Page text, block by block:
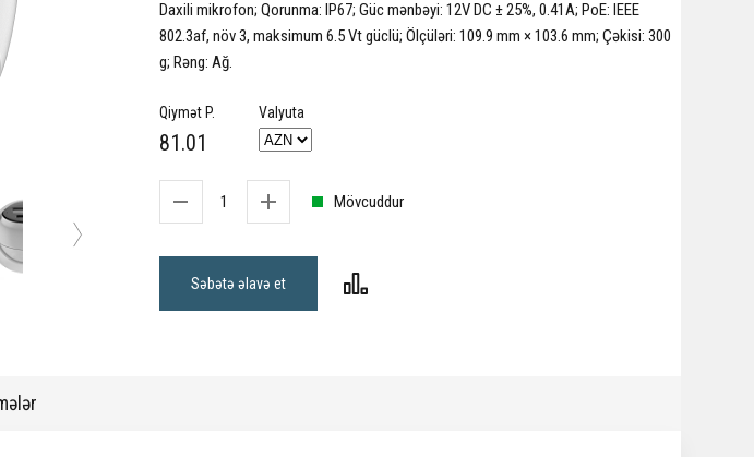
Qiymət P.
81.01
Valyuta
Mövcuddur
Səbətə əlavə et
Daxili mikrofon; Qorunma: IP67; Güc mənbəyi: 12V DC ± 25%, 0.41A; PoE: IEEE
802.3af, növ 3, maksimum 6.5 Vt güclü; Ölçüləri: 109.9 mm × 103.6 mm; Çəkisi: 300
g; Rəng: Ağ.